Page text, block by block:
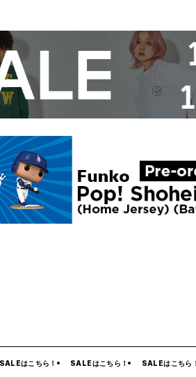
はこちら！ SALEはこちら！ SALEはこちら！